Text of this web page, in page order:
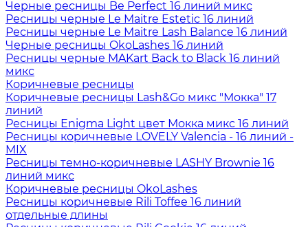
Черные ресницы Be Perfect 16 линий микс
Ресницы черные Le Maitre Estetic 16 линий
Ресницы черные Le Maitre Lash Balance 16 линий
Черные ресницы OkoLashes 16 линий
Ресницы черные MAKart Back to Black 16 линий
микс
Коричневые ресницы
Коричневые ресницы Lash&Go микс "Мокка" 17
линий
Ресницы Enigma Light цвет Мокка микс 16 линий
Ресницы коричневые LOVELY Valencia - 16 линий -
MIX
Ресницы темно-коричневые LASHY Brownie 16
линий микс
Коричневые ресницы OkoLashes
Ресницы коричневые Rili Toffee 16 линий
отдельные длины